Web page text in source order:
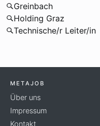
Greinbach
Holding Graz
Technische/r Leiter/in
METAJOB
Über uns
Impressum
Kontakt